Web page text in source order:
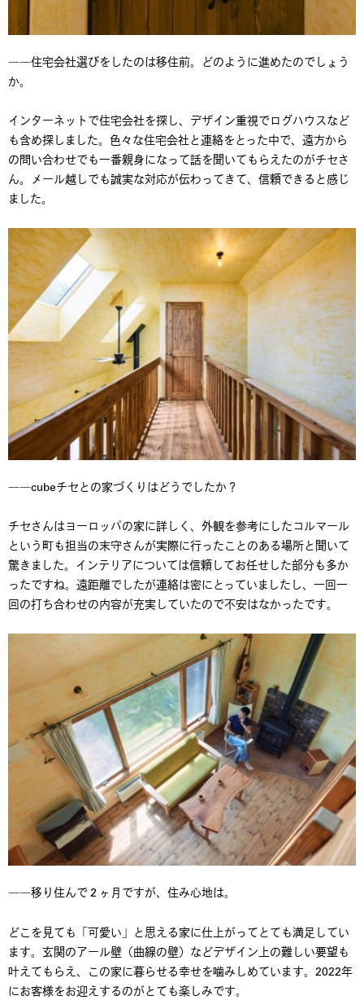
――住宅会社選びをしたのは移住前。どのように進めたのでしょう
か。
インターネットで住宅会社を探し、デザイン重視でログハウスなど
も含め探しました。色々な住宅会社と連絡をとった中で、遠方から
の問い合わせでも一番親身になって話を聞いてもらえたのがチセさ
ん。メール越しでも誠実な対応が伝わってきて、信頼できると感じ
ました。
――cubeチセとの家づくりはどうでしたか？
チセさんはヨーロッパの家に詳しく、外観を参考にしたコルマール
という町も担当の末守さんが実際に行ったことのある場所と聞いて
驚きました。インテリアについては信頼してお任せした部分も多か
ったですね。遠距離でしたが連絡は密にとっていましたし、一回一
回の打ち合わせの内容が充実していたので不安はなかったです。
――移り住んで２ヶ月ですが、住み心地は。
どこを見ても「可愛い」と思える家に仕上がってとても満足してい
ます。玄関のアール壁（曲線の壁）などデザイン上の難しい要望も
叶えてもらえ、この家に暮らせる幸せを噛みしめています。2022年
にお客様をお迎えするのがとても楽しみです。